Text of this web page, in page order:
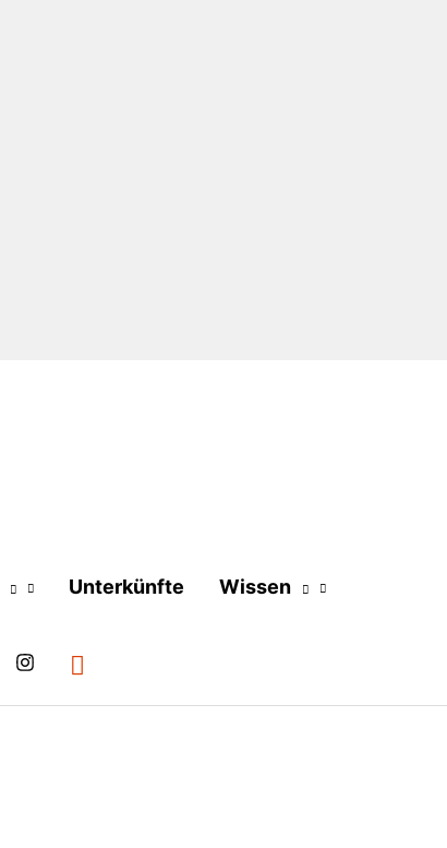
Unterkünfte Wissen